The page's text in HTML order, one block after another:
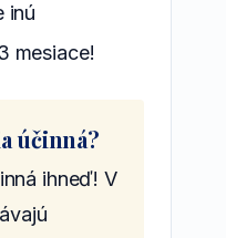
inú
mesiace!
účinná?
ihneď! V